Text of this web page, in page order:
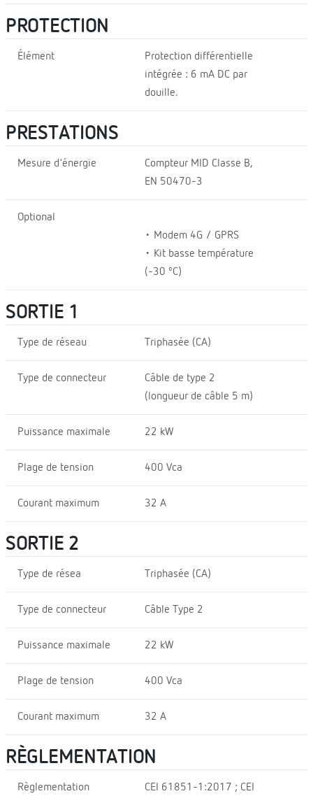
PROTECTION
Élément
Protection différentielle
intégrée : 6 mA DC par
douille.
PRESTATIONS
Mesure d'énergie
Compteur MID Classe B,
EN 50470-3
Optional
• Modem 4G / GPRS
• Kit basse température
(-30 ºC)
SORTIE 1
Type de réseau Triphasée (CA)
Type de connecteur
Câble de type 2
(longueur de câble 5 m)
Puissance maximale 22 kW
Plage de tension 400 Vca
Courant maximum 32 A
SORTIE 2
Type de résea Triphasée (CA)
Type de connecteur Câble Type 2
Puissance maximale 22 kW
Plage de tension 400 Vca
Courant maximum 32 A
RÈGLEMENTATION
Règlementation
CEI 61851-1:2017 ; CEI